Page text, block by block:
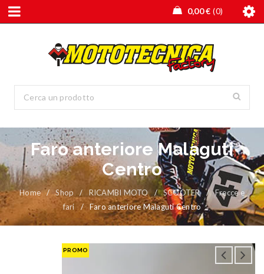
0,00€ 0
Faro anteriore Malaguti
Centro
Home / Shop / RICAMBI MOTO / SCOOTER /
Frecce e
fari
/ Faro anteriore Malaguti Centro
PROMO